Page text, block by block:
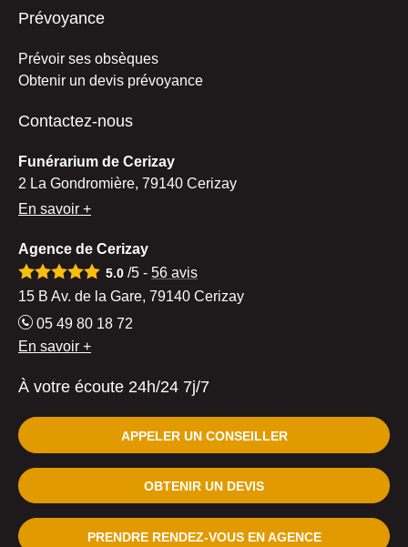
Prévoyance
Prévoir ses obsèques
Obtenir un devis prévoyance
Contactez-nous
Funérarium de Cerizay
2 La Gondromière, 79140 Cerizay
En savoir +
Agence de Cerizay
5.0 /5 - 56 avis
15 B Av. de la Gare, 79140 Cerizay
05 49 80 18 72
En savoir +
À votre écoute 24h/24 7j/7
APPELER UN CONSEILLER
OBTENIR UN DEVIS
PRENDRE RENDEZ-VOUS EN AGENCE